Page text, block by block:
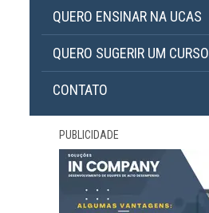
QUERO ENSINAR NA UCAS
QUERO SUGERIR UM CURSO
CONTATO
PUBLICIDADE